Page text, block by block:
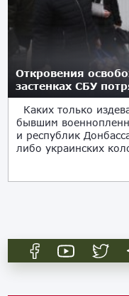
Откровения
застенках СБУ
Каких только
бывшим
и республик
либо украинских